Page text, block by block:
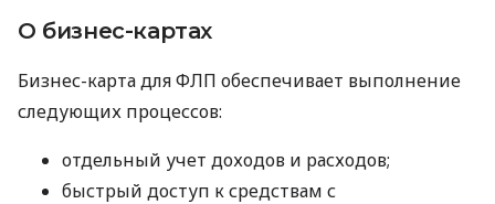
О бизнес-картах
Бизнес-карта для ФЛП обеспечивает выполнение
следующих процессов:
отдельный учет доходов и расходов;
быстрый доступ к средствам с